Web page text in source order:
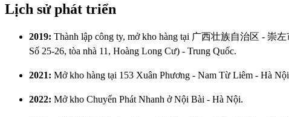
Lịch sử phát triển
2019: Thành lập công ty, mở kho hàng tại 广西壮族自治区 - 崇
Số 25-26, tòa nhà 11, Hoàng Long Cư) - Trung Quốc.
2021: Mở kho hàng tại 153 Xuân Phương - Nam Từ Liêm - Hà
2022: Mở kho Chuyển Phát Nhanh ở Nội Bài - Hà Nội.